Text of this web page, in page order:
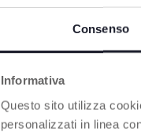
Consenso
Informativa
Questo sito utilizza
personalizzati in linea